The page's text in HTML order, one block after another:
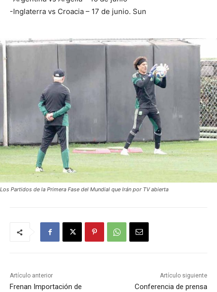
-Inglaterra vs Croacia – 17 de junio. Sun
Los Partidos de la Primera Fase del Mundial que Irán por TV abierta
Artículo anterior
Frenan Importación de
Artículo siguiente
Conferencia de prensa